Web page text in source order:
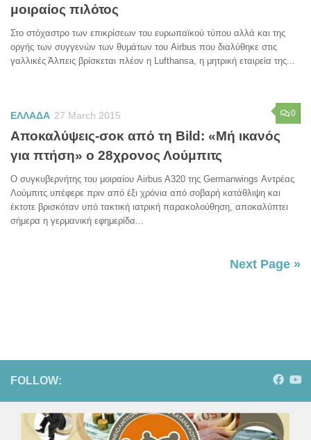
μοιραίος πιλότος
Στο στόχαστρο των επικρίσεων του ευρωπαϊκού τύπου αλλά και της
οργής των συγγενών των θυμάτων του Airbus που διαλύθηκε στις
γαλλικές Άλπεις βρίσκεται πλέον η Lufthansa, η μητρική εταιρεία της...
0
ΕΛΛΑΔΑ 27 March 2015
Αποκαλύψεις-σοκ από τη Bild: «Μή ικανός
για πτήση» ο 28χρονος Λούμπιτς
Ο συγκυβερνήτης του μοιραίου Airbus A320 της Germanwings Αντρέας
Λούμπιτς υπέφερε πριν από έξι χρόνια από σοβαρή κατάθλιψη και
έκτοτε βρισκόταν υπό τακτική ιατρική παρακολούθηση, αποκαλύπτει
σήμερα η γερμανική εφημερίδα...
Next Page »
FOLLOW: